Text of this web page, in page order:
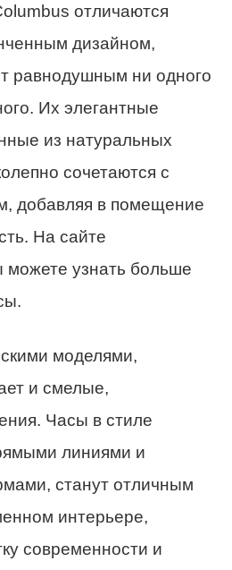
отличаются
дизайном,
равнодушным ни одного
Их элегантные
из натуральных
сочетаются с
добавляя в помещение
На сайте
можете узнать больше
моделями,
и смелые,
Часы в стиле
линиями и
станут отличным
интерьере,
современности и